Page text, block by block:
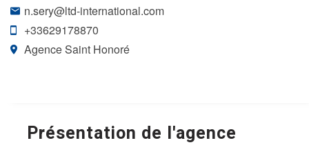
n.sery@ltd-international.com
+33629178870
Agence Saint Honoré
Présentation de l'agence